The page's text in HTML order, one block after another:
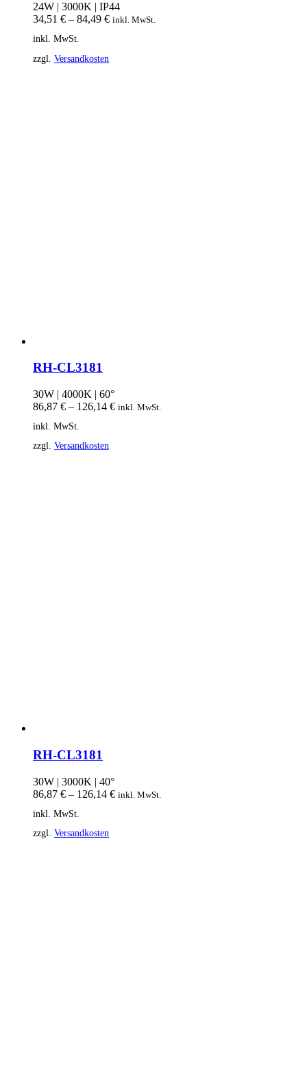
24W | 3000K | IP44
34,51 € – 84,49 € inkl. MwSt.
inkl. MwSt.
zzgl. Versandkosten
RH-CL3181
30W | 4000K | 60°
86,87 € – 126,14 € inkl. MwSt.
inkl. MwSt.
zzgl. Versandkosten
RH-CL3181
30W | 3000K | 40°
86,87 € – 126,14 € inkl. MwSt.
inkl. MwSt.
zzgl. Versandkosten